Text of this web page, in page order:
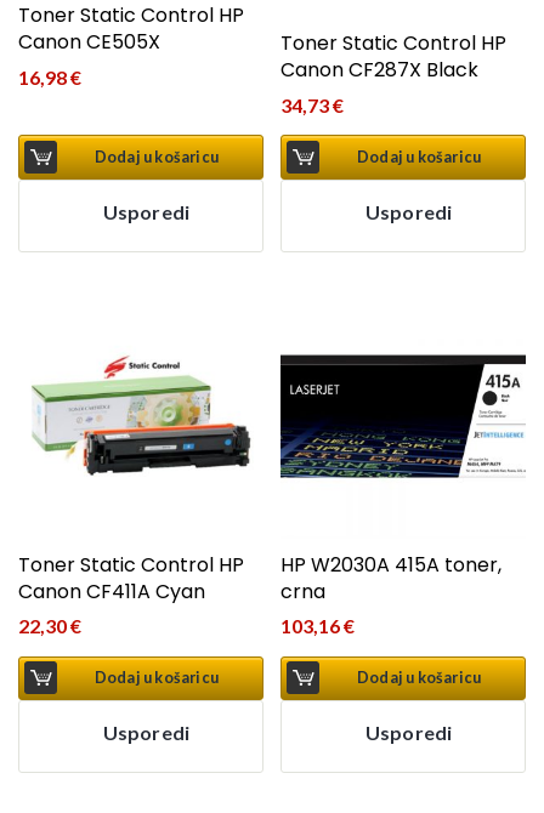
Toner Static Control HP
Canon CE505X
16,98€
Dodaj u košaricu
Usporedi
Toner Static Control HP
Canon CF287X Black
34,73€
Dodaj u košaricu
Usporedi
Toner Static Control HP
Canon CF411A Cyan
22,30€
Dodaj u košaricu
Usporedi
HP W2030A 415A toner,
crna
103,16€
Dodaj u košaricu
Usporedi